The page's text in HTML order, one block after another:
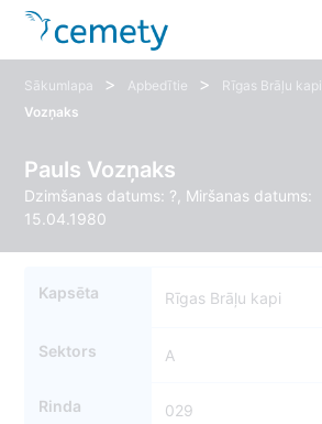
Sākumlapa > Apbedītie > Rīgas Brāļu kapi
Vozņaks
Pauls Vozņaks
Dzimšanas datums: ?, Miršanas datums:
15.04.1980
Kapsēta Rīgas Brāļu kapi
Sektors A
Rinda 029